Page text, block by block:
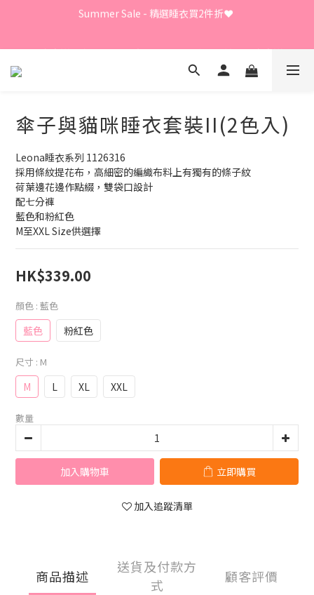
Summer Sale - 精選睡衣買2件折❤️
Summer Sale - 精選睡衣買2件折❤️
日本直送限定及GUNZE產品、LEONA胸圍內褲、日本直送
LECIEN商品 - 買3件8折
Summer Sale - 精選睡衣買2件折❤️
傘子與貓咪睡衣套裝II(2色入)
Leona睡衣系列 1126316
採用條紋提花布，高細密的編織布料上有獨有的條子紋
荷葉邊花邊作點綴，雙袋口設計
配七分褲
藍色和粉紅色
M至XXL Size供選擇
HK$339.00
顏色 : 藍色
藍色 粉紅色
尺寸 : M
M L XL XXL
數量
加入購物車 立即購買
加入追蹤清單
商品描述
送貨及付款方
式
顧客評價